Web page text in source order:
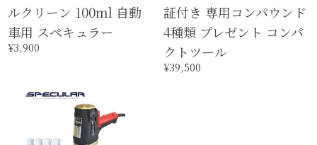
ルクリーン 100ml 自動
車用 スペキュラー
¥3,900
証付き 専用コンパウンド
4種類 プレゼント コンパ
クトツール
¥39,500